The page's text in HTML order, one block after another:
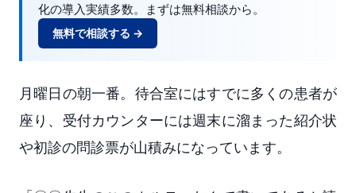
化の導入実績多数。まずは無料相談から。
無料で相談する →
月曜日の朝一番。待合室にはすでに多くの患者が
座り、受付カウンターには週末に溜まった紹介状
や初診の問診票が山積みになっています。